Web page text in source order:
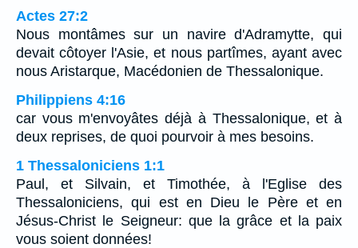
Actes 27:2
Nous montâmes sur un navire d'Adramytte, qui
devait côtoyer l'Asie, et nous partîmes, ayant avec
nous Aristarque, Macédonien de Thessalonique.
Philippiens 4:16
car vous m'envoyâtes déjà à Thessalonique, et à
deux reprises, de quoi pourvoir à mes besoins.
1 Thessaloniciens 1:1
Paul, et Silvain, et Timothée, à l'Eglise des
Thessaloniciens, qui est en Dieu le Père et en
Jésus-Christ le Seigneur: que la grâce et la paix
vous soient données!